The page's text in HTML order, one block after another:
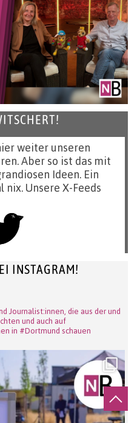
weiter unseren
Aber so ist das mit
Ideen. Ein
nix. Unsere X-Feeds
INSTAGRAM!
Journalist:innen, die aus der und
und auch auf
in #Dortmund schauen